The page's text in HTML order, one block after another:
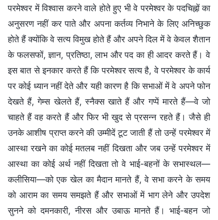
परमेश्वर में विश्वास करने वाले होते हुए भी वे परमेश्वर के पदचिह्नों का
अनुसरण नहीं कर पाते और अपना कर्तव्य निभाने के लिए अनिच्छुक
होते हैं क्योंकि वे सत्य विमुख होते हैं और अपने दिल में वे केवल शैतान
के फलसफों, ज्ञान, प्रतिष्ठा, लाभ और पद का ही आदर करते हैं। वे
इस बात से इनकार करते हैं कि परमेश्वर सत्य है, वे परमेश्वर के कार्य
पर कोई ध्यान नहीं देते और यही कारण है कि सभाओं में वे अपने फोन
देखते हैं, गेम्स खेलते हैं, स्नैक्स खाते हैं और गप्पें मारते हैं—वे जो
चाहते हैं वह करते हैं और फिर भी खुद से प्रसन्न रहते हैं। जैसे ही
उनके आशीष प्राप्त करने की उम्मीदें टूट जाती हैं तो उन्हें परमेश्वर में
आस्था रखने का कोई मतलब नहीं दिखता और जब उन्हें परमेश्वर में
आस्था का कोई अर्थ नहीं दिखता तो वे भाई-बहनों के सभास्थल—
कलीसिया—को एक खेल का मैदान मानते हैं, वे सभा करने के समय
को आराम का समय समझते हैं और सभाओं में भाग लेने और उपदेश
सुनने को दमनकारी, नीरस और उबाऊ मानते हैं। भाई-बहन जो